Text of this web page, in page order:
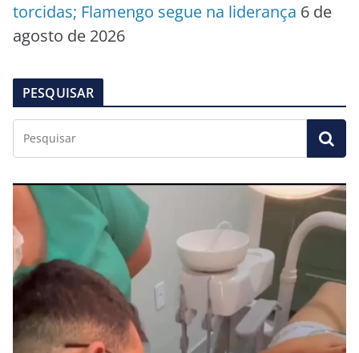
torcidas; Flamengo segue na liderança 6 de
agosto de 2026
PESQUISAR